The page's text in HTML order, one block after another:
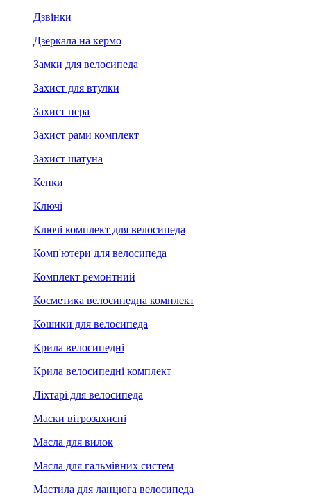
Дзвінки
Дзеркала на кермо
Замки для велосипеда
Захист для втулки
Захист пера
Захист рами комплект
Захист шатуна
Кепки
Ключі
Ключі комплект для велосипеда
Комп'ютери для велосипеда
Комплект ремонтний
Косметика велосипедна комплект
Кошики для велосипеда
Крила велосипедні
Крила велосипедні комплект
Ліхтарі для велосипеда
Маски вітрозахисні
Масла для вилок
Масла для гальмівних систем
Мастила для ланцюга велосипеда